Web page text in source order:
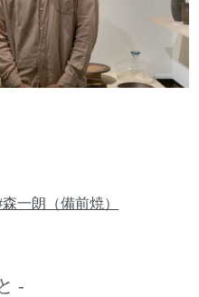
森一朗（備前焼）
-